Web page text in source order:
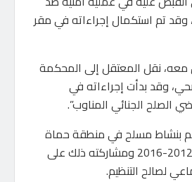
وقد تم استكمال إجراءاته في مقر
معه، نقل المعتقل إلى المحكمة
وقد بدأت إجراءاته في
الصلح الجنائي المناوب”.
بنشاط مسلح في منطقة حماة
السورية بين العامين 2012-2016 ومشاركته ذلك على
لصالح التنظيم.